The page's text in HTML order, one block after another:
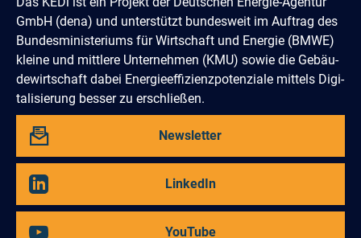
GmbH (dena) und un­terstützt bundes­weit im Auftrag des
Bun­des­­minis­teriums für Wirtschaft und Energie (BMWE)
kleine und mittlere Unter­nehmen (KMU) sowie die Gebäu­
de­­wirtschaft dabei Energie­effi­zienz­poten­ziale mittels Digi­
tali­sierung besser zu erschließen.
unseren
Newsletter
uns
LinkedIn
YouTube